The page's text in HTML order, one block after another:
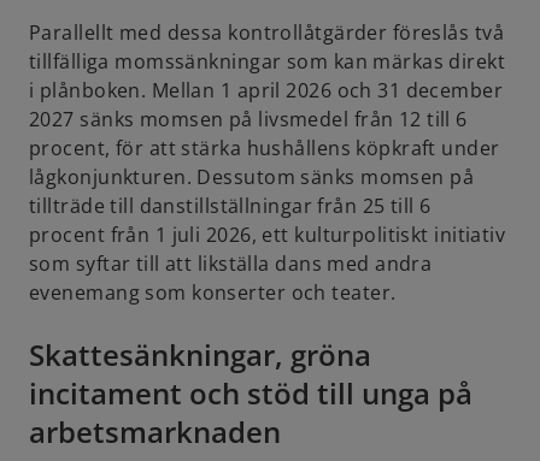
Parallellt med dessa kontrollåtgärder föreslås två
tillfälliga momssänkningar som kan märkas direkt
i plånboken. Mellan 1 april 2026 och 31 december
2027 sänks momsen på livsmedel från 12 till 6
procent, för att stärka hushållens köpkraft under
lågkonjunkturen. Dessutom sänks momsen på
tillträde till danstillställningar från 25 till 6
procent från 1 juli 2026, ett kulturpolitiskt initiativ
som syftar till att likställa dans med andra
evenemang som konserter och teater.
Skattesänkningar, gröna
incitament och stöd till unga på
arbetsmarknaden